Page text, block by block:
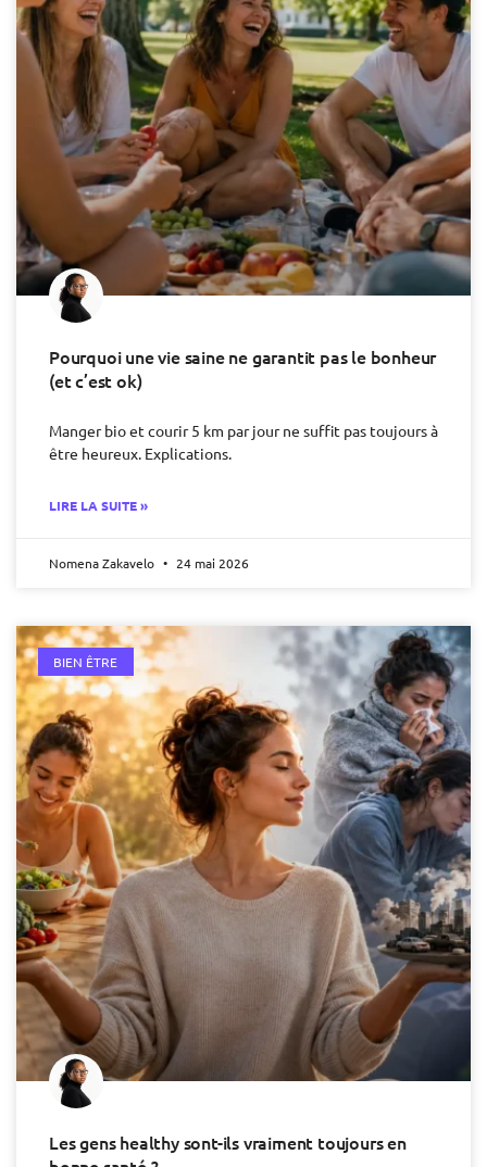
Pourquoi une vie saine ne garantit pas le bonheur
(et c’est ok)
Manger bio et courir 5 km par jour ne suffit pas toujours à
être heureux. Explications.
LIRE LA SUITE »
Nomena Zakavelo 24 mai 2026
BIEN ÊTRE
Les gens healthy sont-ils vraiment toujours en